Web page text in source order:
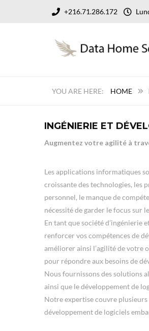
+216.71.286.172
HOME
INGÉNIERIE ET
Augmentez votre agilité à
Les applications informatiques
croissante des technologies, les
personnel, le manque de
nécessité de garder le focus sur
En tant que société d’ingénierie
renforcer vos compétences de
améliorer ainsi l’agilité de votre
pour répondre aux besoins de
Nous fournissons des solutions
ainsi que le développement de
Notre expertise couvre plusieurs
développement de logiciels